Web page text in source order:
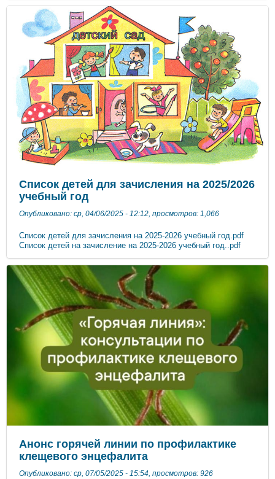
Список детей для зачисления на 2025/2026
учебный год
Опубликовано: ср, 04/06/2025 - 12:12, просмотров: 1,066
Список детей для зачисления на 2025-2026 учебный год.pdf
Список детей на зачисление на 2025-2026 учебный год..pdf
Анонс горячей линии по профилактике
клещевого энцефалита
Опубликовано: ср, 07/05/2025 - 15:54, просмотров: 926